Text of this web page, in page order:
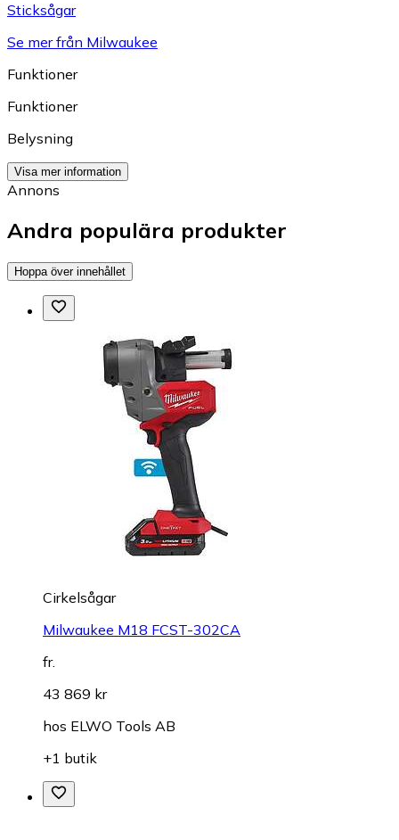
Sticksågar
Se mer från Milwaukee
Funktioner
Funktioner
Belysning
Visa mer information
Annons
Andra populära produkter
Hoppa över innehållet
Cirkelsågar
Milwaukee M18 FCST-302CA
fr.
43 869 kr
hos ELWO Tools AB
+1 butik